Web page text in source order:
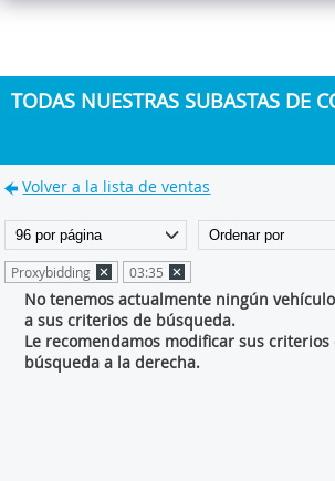
TODAS NUESTRAS SUBASTAS DE
Volver a la lista de ventas
Proxybidding 03:35
No tenemos actualmente ningún
a sus criterios de búsqueda.
Le recomendamos modificar sus
búsqueda a la derecha.